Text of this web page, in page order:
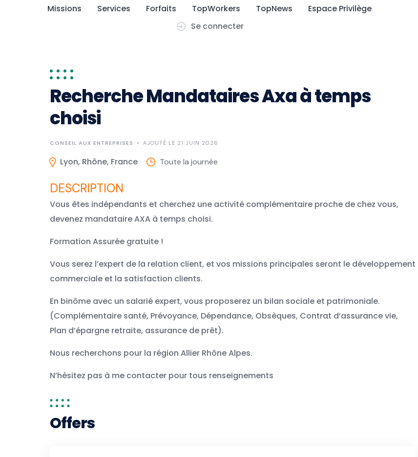
Missions Services Forfaits TopWorkers TopNews
Espace Privilège
Se connecter
Recherche Mandataires Axa à temps
choisi
CONSEIL AUX ENTREPRISES AJOUTÉ LE 21 JUIN 2026
Lyon, Rhône, France Toute la journée
Vous êtes indépendants et cherchez une activité complémentaire proche de chez vous,
devenez mandataire AXA à temps choisi.
Formation Assurée gratuite !
Vous serez l’expert de la relation client, et vos missions principales seront le développement
commerciale et la satisfaction clients.
En binôme avec un salarié expert, vous proposerez un bilan sociale et patrimoniale.
(Complémentaire santé, Prévoyance, Dépendance, Obsèques, Contrat d’assurance vie,
Plan d’épargne retraite, assurance de prêt).
Nous recherchons pour la région Allier Rhône Alpes.
N’hésitez pas à me contacter pour tous renseignements
Offers